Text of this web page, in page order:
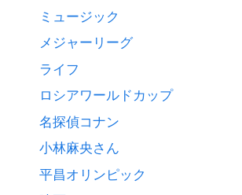
ミュージック
メジャーリーグ
ライフ
ロシアワールドカップ
名探偵コナン
小林麻央さん
平昌オリンピック